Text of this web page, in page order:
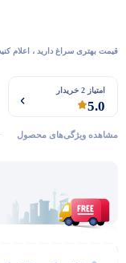
قیمت بهتری سراغ دارید ، اعلام
امتیاز 2 خریدار
5.0
مشاهده ویژگی‌های محصول